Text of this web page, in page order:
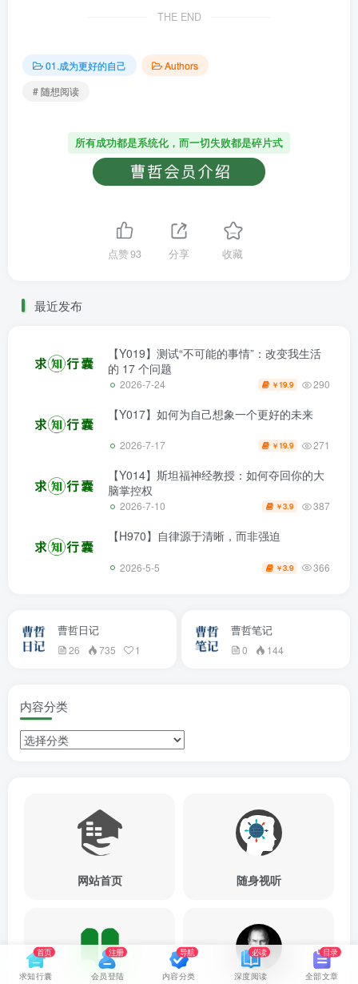
THE END
01.成为更好的自己
Authors
# 随想阅读
所有成功都是系统化，而一切失败都是碎片式
点赞93 分享 收藏
最近发布
【Y019】测试“不可能的事情”：改变我生活
的 17 个问题
2026-7-24 ￥ 19.9 290
【Y017】如何为自己想象一个更好的未来
2026-7-17 ￥ 19.9 271
【Y014】斯坦福神经教授：如何夺回你的大
脑掌控权
2026-7-10 ￥3.9 387
【H970】自律源于清晰，而非强迫
2026-5-5 ￥3.9 366
曹哲日记
26 735 1
曹哲笔记
0 144
内容分类
网站首页 随身视听
求知行囊
首页
会员登陆
注册
内容分类
导航
深度阅读
必读
全部文章
目录